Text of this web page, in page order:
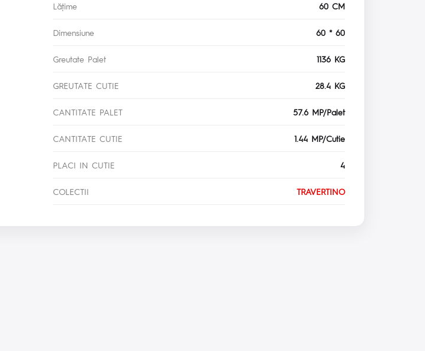
Lăţime 60 CM
Dimensiune 60 * 60
Greutate Palet 1136 KG
GREUTATE CUTIE 28.4 KG
CANTITATE PALET 57.6 MP/Palet
CANTITATE CUTIE 1.44 MP/Cutie
PLACI IN CUTIE 4
COLECTII TRAVERTINO